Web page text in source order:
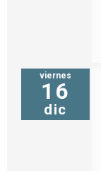
viernes
16
dic